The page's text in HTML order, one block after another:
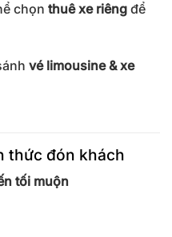
chọn thuê xe riêngđể
vé limousine & xe
thức đón khách
tối muộn